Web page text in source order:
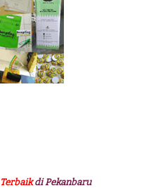
Terbaik di Pekanbaru